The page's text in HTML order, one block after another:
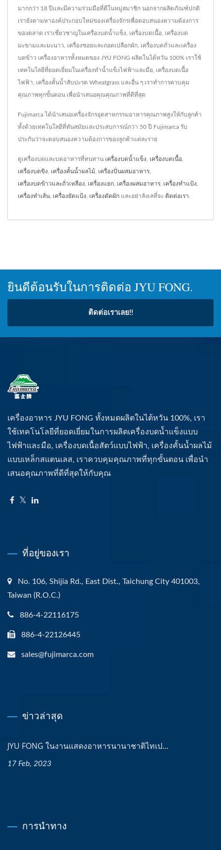
มากกว่า 18 ปีและมีความร่วมมือที่ดีในหมู่สมาชิก นอกจากผลิตภัณฑ์ปกติ
เรายังตามหาองค์ประกอบใหม่ของเครื่องจักรเพื่อตอบสนองความต้องการ
ของตลาด เราเชี่ยวชาญในเครื่องบดน้ำแข็ง, เครื่องบดเนื้อ, เครื่องบด
มะขามและมะนาว, เครื่องซอยและถอดเปลือกผัก, เครื่องบดถั่วและเครื่อง
บดข้าว เครื่องอาหารทั้งหมดของ JYU FONG ผลิตในไต้หวัน 100% เราใช้
เทคโนโลยีที่ยอดเยี่ยมในเครื่องทำน้ำแข็งไฟฟ้าและมือ, เครื่องบดเนื้อ
ไฟฟ้า, เครื่องคั้นน้ำสับปะรด Wheatgrass และอื่น ๆ เราทำการควบคุม
คุณภาพทุกขั้นตอน เพื่อนำเสนอคุณคุณภาพที่ดีที่สุด
Fujimarca ได้นำเสนอเครื่องจักรอุตสาหกรรมอาหารคุณภาพสูงให้กับลูกค้า
ทั้งด้วยเทคโนโลยีที่ทันสมัยและประสบการณ์กว่า 50 ปี Fujimarca รับ
ประกันว่าจะตอบสนองความต้องการของลูกค้าแต่ละราย
ดูเครื่องบดและบดอาหารที่ทนทาน เครื่องบดน้ำแข็ง เครื่องบดเนื้อ
เครื่องบดขิง เครื่องคั้นน้ำผลไม้ เครื่องปั่นผสมอาหาร
เครื่องบดข้าวและถั่วเหลือง เครื่องแยก เครื่องผสมอาหาร เครื่องทำแป้ง
เครื่องทำเส้น เครื่องยัดแป้ง เครื่องตัดผัก และอย่าลังเลที่จะ ติดต่อเรา
ยินดีต้อนรับในการติดต่อ JYU FONG.
ติดต่อเราเลย!!
เครื่องอาหาร JYU FONG ทั้งหมดผลิตในไต้หวัน 100%, เรา
ใช้เทคโนโลยีที่ยอดเยี่ยมในการผลิตเครื่องบดน้ำแข็งแบบ
ไฟฟ้าและมือ, เครื่องบดเนื้อสัตว์แบบไฟฟ้า, เครื่องคั้นน้ำผลไม้
แบบเหล็กสแตนเลส, เราควบคุมคุณภาพที่ทุกขั้นตอน เพื่อนำ
เสนอคุณภาพที่ดีที่สุดให้กับคุณ
ที่อยู่ของเรา
No. 106, Shijia Rd., East Dist., Taichung City 401003,
Taiwan (R.O.C.)
886-4-22116175
886-4-22126445
sales@fujimarca.com
ข่าวล่าสุด
JYU FONG ในงานแสดงอาหารนานาชาติไทเป...
17 Feb, 2023
การนำทาง